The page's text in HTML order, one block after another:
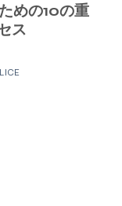
めの10の重
ス